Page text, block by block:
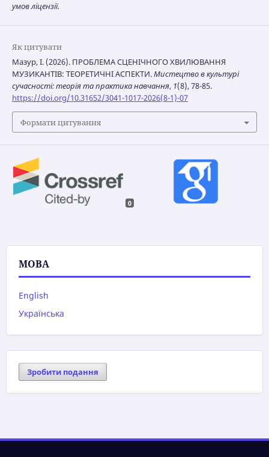
умов ліцензії.
Як цитувати
Мазур, І. (2026). ПРОБЛЕМА СЦЕНІЧНОГО ХВИЛЮВАННЯ
МУЗИКАНТІВ: ТЕОРЕТИЧНІ АСПЕКТИ.Мистецтво в культурі
сучасності: теорія та практика навчання, 1(8), 78-85.
https://doi.org/10.31652/3041-1017-2026(8-1)-07
Формати цитування
0
МОВА
English
Українська
Зробити подання